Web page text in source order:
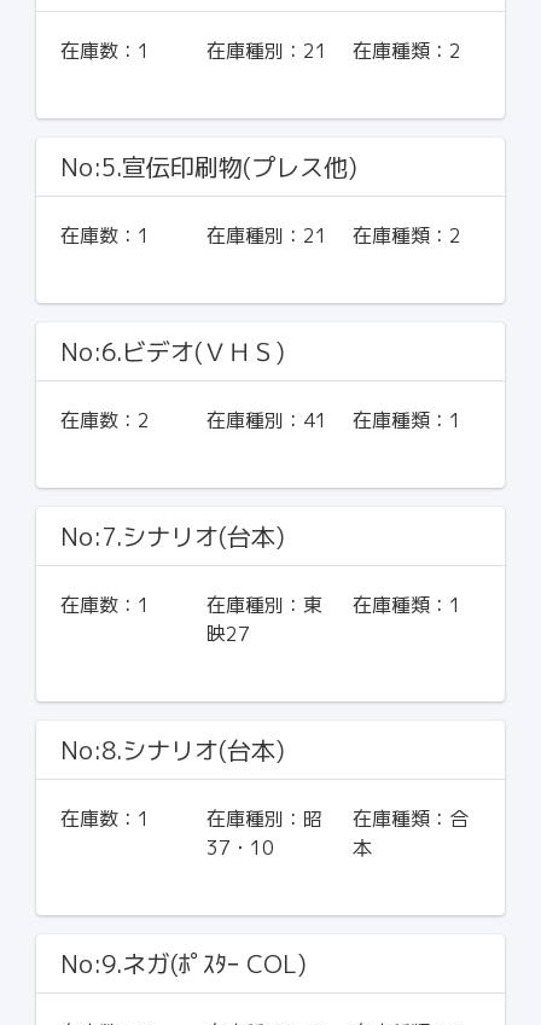
在庫数： 1 在庫種別： 21 在庫種類： 2
No:5.宣伝印刷物(プレス他)
在庫数： 1 在庫種別： 21 在庫種類： 2
No:6.ビデオ(ＶＨＳ)
在庫数： 2 在庫種別： 41 在庫種類： 1
No:7.シナリオ(台本)
在庫数： 1 在庫種別： 東
映27
在庫種類： 1
No:8.シナリオ(台本)
在庫数： 1 在庫種別： 昭
37・10
在庫種類： 合
本
No:9.ネガ(ﾎﾟｽﾀｰ COL)